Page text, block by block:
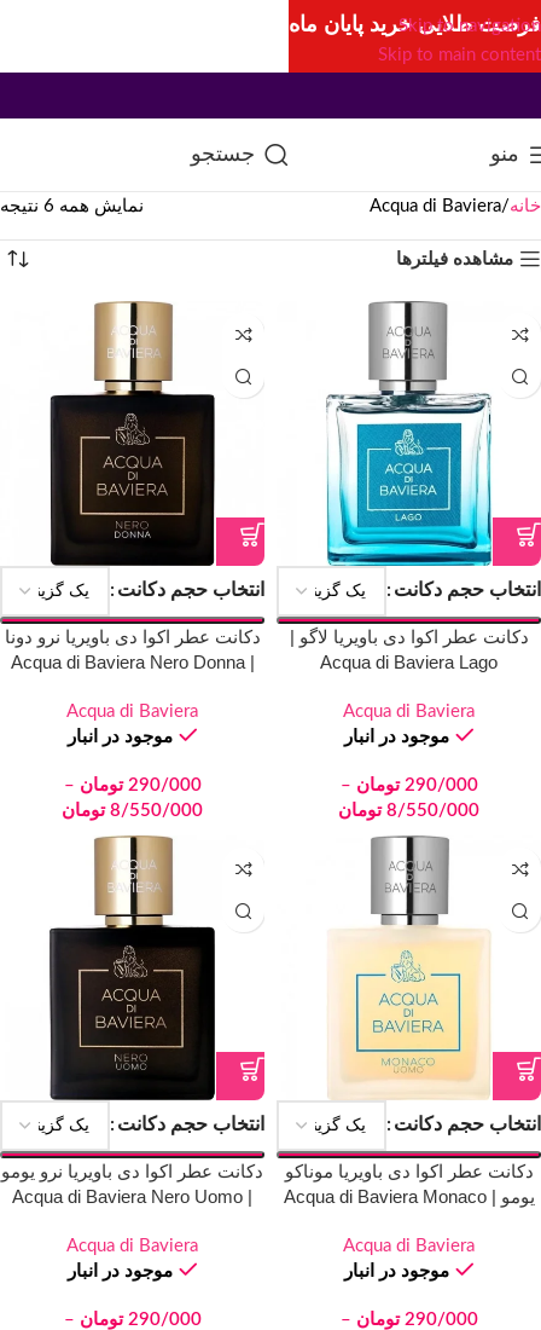
Skip to navigation
Skip to main content
منو جستجو
خانه Acqua di Baviera نمایش همه 6 نتیجه
مشاهده فیلترها
انتخاب حجم دکانت
دکانت عطر اکوا دی باویریا لاگو |
Acqua di Baviera Lago
Acqua di Baviera
موجود در انبار
290/000 تومان –
8/550/000 تومان
انتخاب حجم دکانت
دکانت عطر اکوا دی باویریا نرو دونا
| Acqua di Baviera Nero Donna
Acqua di Baviera
موجود در انبار
290/000 تومان –
8/550/000 تومان
انتخاب حجم دکانت
دکانت عطر اکوا دی باویریا موناکو
یومو | Acqua di Baviera Monaco
Acqua di Baviera
موجود در انبار
290/000 تومان –
انتخاب حجم دکانت
دکانت عطر اکوا دی باویریا نرو یومو
| Acqua di Baviera Nero Uomo
Acqua di Baviera
موجود در انبار
290/000 تومان –
فرصت طلایی خرید پایان ماه